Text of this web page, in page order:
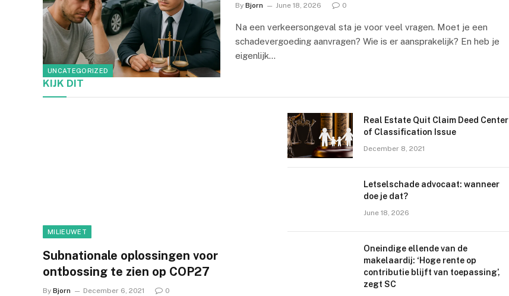
UNCATEGORIZED
By Bjorn June 18, 2026 0
Na een verkeersongeval sta je voor veel vragen. Moet je een
schadevergoeding aanvragen? Wie is er aansprakelijk? En heb je
eigenlijk…
KIJK DIT
MILIEUWET
Subnationale oplossingen voor
ontbossing te zien op COP27
By Bjorn December 6, 2021 0
Real Estate Quit Claim Deed Center
of Classification Issue
December 8, 2021
Letselschade advocaat: wanneer
doe je dat?
June 18, 2026
Oneindige ellende van de
makelaardij: ‘Hoge rente op
contributie blijft van toepassing’,
zegt SC